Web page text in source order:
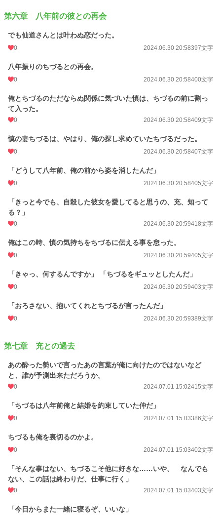
第六章 八年前の彼との再会
でも仙道さんとは叶わぬ恋だった。
0 2024.06.30 20:58397文字
八年振りのちづるとの再会。
0 2024.06.30 20:58400文字
俺とちづるのただならぬ関係に気づいた慎は、ちづるの前に割っ
て入った。
0 2024.06.30 20:58409文字
慎の妻ちづるは、やはり、俺の探し求めていたちづるだった。
0 2024.06.30 20:58407文字
「どうして八年前、俺の前から姿を消したんだ」
0 2024.06.30 20:58405文字
「きっと今でも、自殺した彼女を愛してると思うの、充、知って
る？」
0 2024.06.30 20:59418文字
俺はこの時、慎の気持ちをちづるに伝える事を怠った。
0 2024.06.30 20:59405文字
「きゃっ、何するんですか」 「ちづるをギュッとしたんだ」
0 2024.06.30 20:59403文字
「おろさない、抱いてくれとちづるが言ったんだ」
0 2024.06.30 20:59389文字
第七章 充との過去
あの酔った勢いで言ったあの言葉が俺に向けたのではないなど
と、誰が予測出来ただろうか。
0 2024.07.01 15:02415文字
「ちづるは八年前俺と結婚を約束していた仲だ」
0 2024.07.01 15:03386文字
ちづるも俺を裏切るのかよ。
0 2024.07.01 15:03402文字
「そんな事はない、ちづるこそ他に好きな……いや、 なんでも
ない、この話は終わりだ、仕事に行く」
0 2024.07.01 15:03403文字
「今日からまた一緒に寝るぞ、いいな」